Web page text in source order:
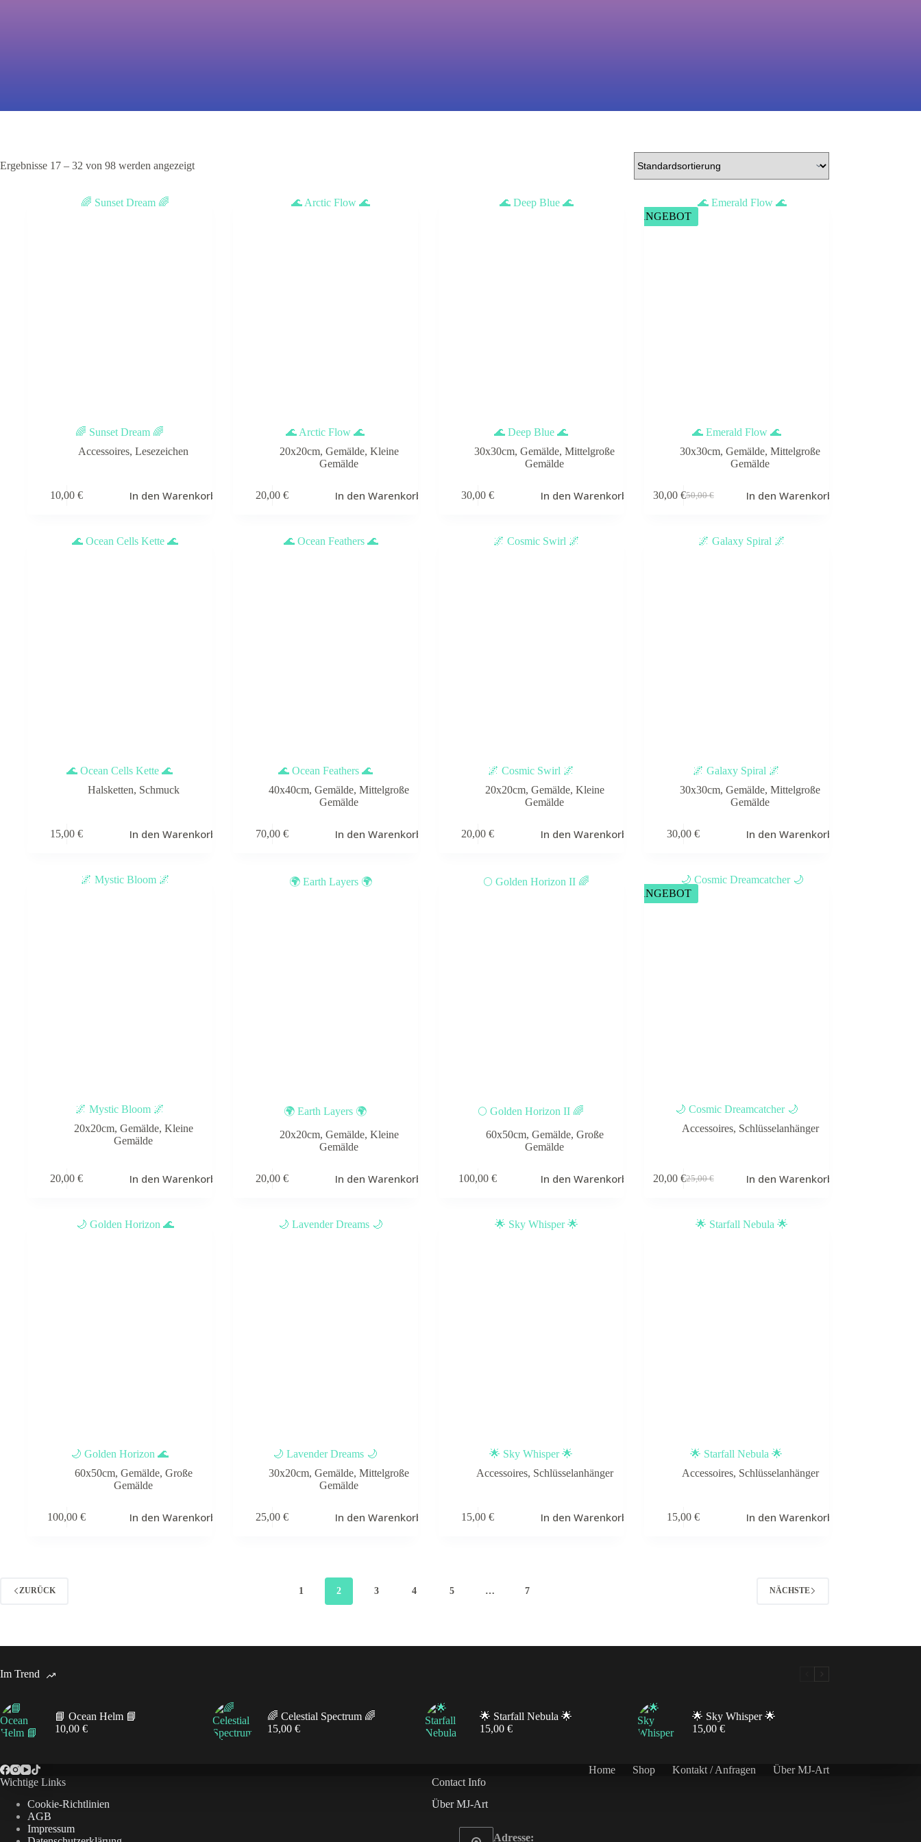
Ergebnisse 17 – 32 von 98 werden angezeigt
🌈 Sunset Dream 🌈
Accessoires,Lesezeichen
10,00€ In den Warenkorb
🌊 Arctic Flow 🌊
20x20cm, Gemälde, Kleine
Gemälde
20,00€ In den Warenkorb
🌊 Deep Blue 🌊
30x30cm,Gemälde,Mittelgroße
Gemälde
30,00€ In den Warenkorb
ANGEBOT
🌊 Emerald Flow 🌊
30x30cm,Gemälde,Mittelgroße
Gemälde
50,00€
30,00 € In den Warenkorb
🌊 Ocean Cells Kette 🌊
Halsketten, Schmuck
15,00€ In den Warenkorb
🌊 Ocean Feathers 🌊
40x40cm,Gemälde,Mittelgroße
Gemälde
70,00€ In den Warenkorb
🌌 Cosmic Swirl 🌌
20x20cm, Gemälde, Kleine
Gemälde
20,00€ In den Warenkorb
🌌 Galaxy Spiral 🌌
30x30cm,Gemälde,Mittelgroße
Gemälde
30,00€ In den Warenkorb
🌌 Mystic Bloom 🌌
20x20cm, Gemälde, Kleine
Gemälde
20,00€ In den Warenkorb
🌍 Earth Layers 🌍
20x20cm, Gemälde, Kleine
Gemälde
20,00€ In den Warenkorb
🌕 Golden Horizon II 🌈
60x50cm, Gemälde, Große
Gemälde
100,00€ In den Warenkorb
ANGEBOT
🌙 Cosmic Dreamcatcher 🌙
Accessoires, Schlüsselanhänger
25,00€
20,00 € In den Warenkorb
🌙 Golden Horizon 🌊
60x50cm, Gemälde, Große
Gemälde
100,00€ In den Warenkorb
🌙 Lavender Dreams 🌙
30x20cm,Gemälde,Mittelgroße
Gemälde
25,00€ In den Warenkorb
🌟 Sky Whisper 🌟
Accessoires, Schlüsselanhänger
15,00€ In den Warenkorb
🌟 Starfall Nebula 🌟
Accessoires, Schlüsselanhänger
15,00€ In den Warenkorb
ZURÜCK 1 2 3 4 5 … 7 NÄCHSTE
Im Trend
📘 Ocean Helm 📘
10,00 €
🌈 Celestial Spectrum 🌈
15,00 €
🌟 Starfall Nebula 🌟
15,00 €
🌟 Sky Whisper 🌟
15,00 €
Home Shop Kontakt / Anfragen
Über MJ-Art
Wichtige Links
Cookie-Richtlinien
AGB
Impressum
Contact Info
Über MJ-Art
Adresse: